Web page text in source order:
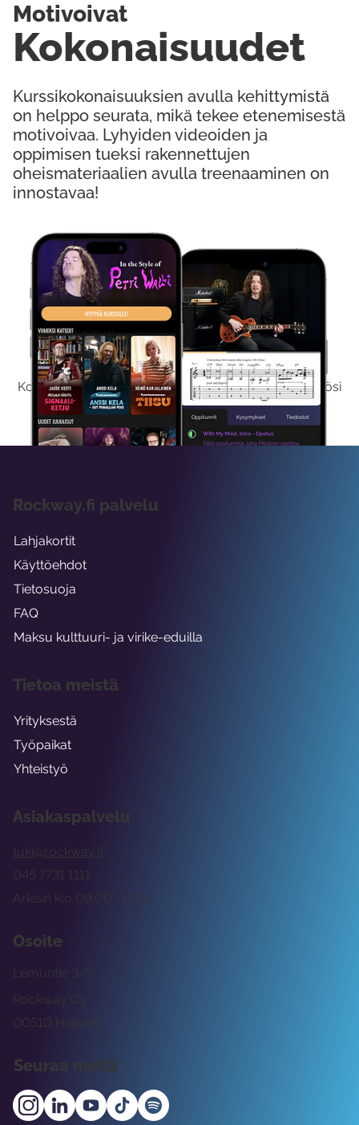
Kokeile Ilmaiseksi
Kokeilemalla ilmaiseksi saat koko sisältömme käyttöösi
viikon ajaksi.
Kurssikokonaisuuksien avulla kehittymistä
on helppo seurata, mikä tekee etenemisestä
motivoivaa. Lyhyiden videoiden ja
oppimisen tueksi rakennettujen
oheismateriaalien avulla treenaaminen on
innostavaa!
Kokonaisuudet
Motivoivat
Asiakaspalvelu
tuki@rockway.fi
Arkisin klo 09:00 -15:00
045 7731 1111
Osoite
Rockway Oy
Lemuntie 3-5
00510 Helsinki
Seuraa meitä
Rockway.fi palvelu
Lahjakortit
Käyttöehdot
Tietosuoja
FAQ
Maksu kulttuuri- ja virike-eduilla
Tietoa meistä
Yrityksestä
Työpaikat
Yhteistyö